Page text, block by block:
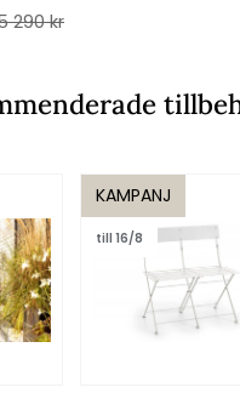
290 kr
KAMPANJ
till 16/8